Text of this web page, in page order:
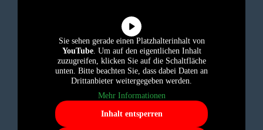
Sie sehen gerade einen Platzhalterinhalt von
YouTube. Um auf den eigentlichen Inhalt
zuzugreifen, klicken Sie auf die Schaltfläche
unten. Bitte beachten Sie, dass dabei Daten an
Drittanbieter weitergegeben werden.
Mehr Informationen
Inhalt entsperren